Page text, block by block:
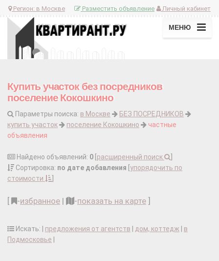
Регион: в Москве Личный кабинет
Разместить объявление
МЕНЮ
Купить участок без посредников
поселение Кокошкино
Параметры поиска: в Москве
БЕЗ ПОСРЕДНИКОВ
купить участок
поселение Кокошкино
частные
объявления
Найдено объявлений: 0 расширенный поиск
Сортировка: по дате добавления упорядочить по
стоимости
-избранное | -показать на карте
Искать: | предложения от агентств дом, коттедж
в
Подмосковье